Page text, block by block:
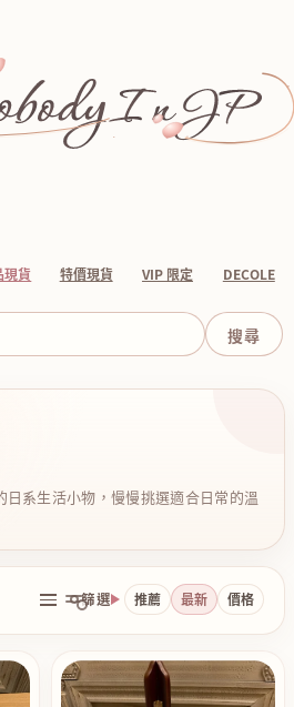
現貨 特價現貨 VIP 限定 DECOLE
系生活小物，慢慢挑選適合日常的溫
篩選 推薦 最新 價格